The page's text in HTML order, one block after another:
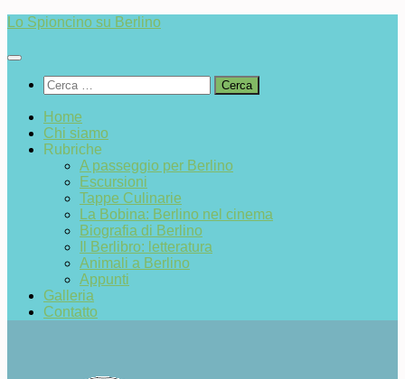
Salta
contenuto
Lo Spioncino su Berlino
Ricerca
per:
Home
Chi siamo
Rubriche
A passeggio per Berlino
Escursioni
Tappe Culinarie
La Bobina: Berlino nel cinema
Biografia di Berlino
Il Berlibro: letteratura
Animali a Berlino
Appunti
Galleria
Contatto